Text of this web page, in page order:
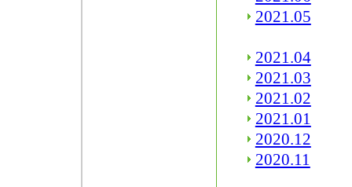
2021.05
2021.04
2021.03
2021.02
2021.01
2020.12
2020.11